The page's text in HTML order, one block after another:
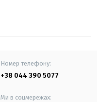
Номер телефону:
+38 044 390 5077
Ми в соцмережах: